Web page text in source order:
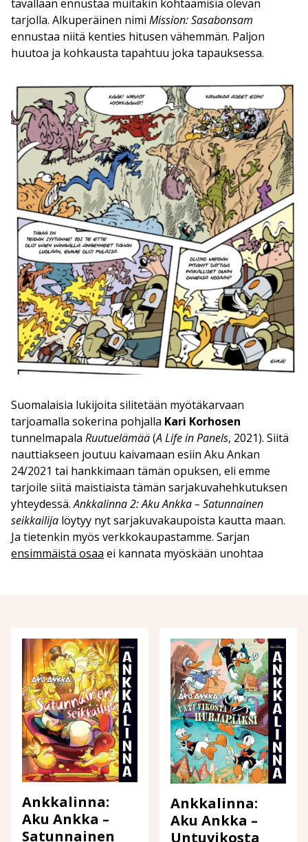
tavallaan ennustaa muitakin kohtaamisia olevan
tarjolla. Alkuperäinen nimi Mission: Sasabonsam
ennustaa niitä kenties hitusen vähemmän. Paljon
huutoa ja kohkausta tapahtuu joka tapauksessa.
Suomalaisia lukijoita silitetään myötäkarvaan
tarjoamalla sokerina pohjalla Kari Korhosen
tunnelmapala Ruutuelämää(A Life in Panels, 2021). Siitä
nauttiakseen joutuu kaivamaan esiin Aku Ankan
24/2021 tai hankkimaan tämän opuksen, eli emme
tarjoile siitä maistiaista tämän sarjakuvahehkutuksen
yhteydessä.Ankkalinna 2: Aku Ankka – Satunnainen
seikkailija löytyy nyt sarjakuvakaupoista kautta maan.
Ja tietenkin myös verkkokaupastamme. Sarjan
ensimmäistä osaa ei kannata myöskään unohtaa
Ankkalinna:
Aku Ankka –
Satunnainen
Ankkalinna:
Aku Ankka –
Untuvikosta